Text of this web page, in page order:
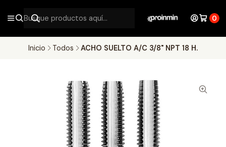
0
Inicio Todos ACHO SUELTO A/C 3/8" NPT 18 H.